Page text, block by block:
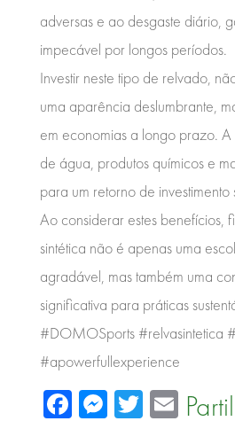
adversas e ao desgaste diário,
impecável por longos períodos.
Investir neste tipo de relvado,
uma aparência deslumbrante,
em economias a longo prazo. A
de água, produtos químicos e
para um retorno de investimento
Ao considerar estes benefícios,
sintética não é apenas uma
agradável, mas também uma
significativa para práticas
#DOMOSports #relvasintetica
#apowerfullexperience
Facebook
Messenger
Twitter
Email